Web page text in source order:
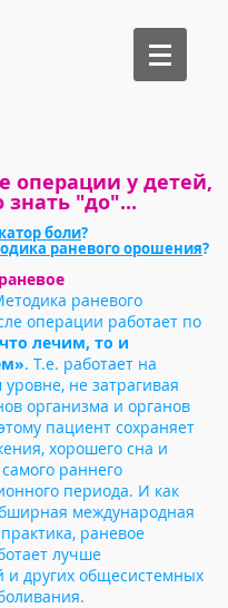
операции у детей,
знать "до"...
боли?
раневого орошения?
раневого
операции работает по
лечим, то и
. Т.е. работает на
не затрагивая
организма и органов
пациент сохраняет
хорошего сна и
раннего
периода. И как
международная
раневое
лучше
и других общесистемных